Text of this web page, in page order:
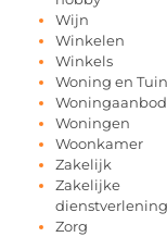
Wijn
Winkelen
Winkels
Woning en Tuin
Woningaanbod
Woningen
Woonkamer
Zakelijk
Zakelijke
dienstverlening
Zorg